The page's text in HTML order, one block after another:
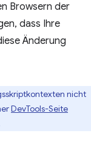
Browsern der
dass Ihre
Änderung
nicht
DevTools-Seite